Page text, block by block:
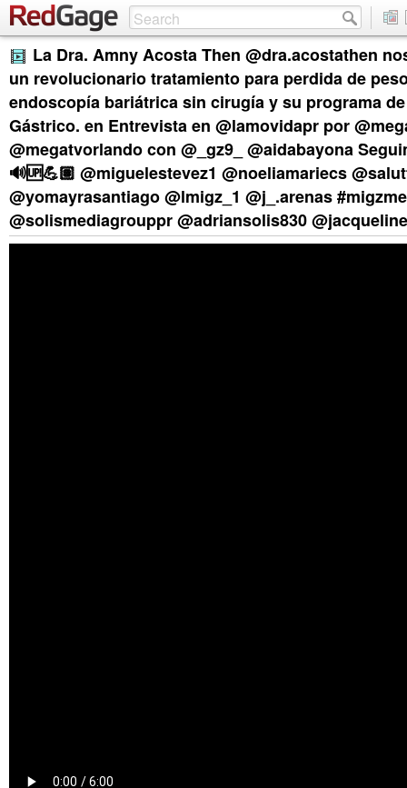
La Dra. Amny Acosta Then @dra.acostathen
un revolucionario tratamiento para perdida de
endoscopía bariátrica sin cirugía y su programa
Gástrico. en Entrevista en @lamovidapr por
@megatvorlando con @_gz9_ @aidabayona
🔊🆙💪🏽 @miguelestevez1 @noeliamariecs
@yomayrasantiago @lmigz_1 @j_.arenas
@solismediagrouppr @adriansolis830